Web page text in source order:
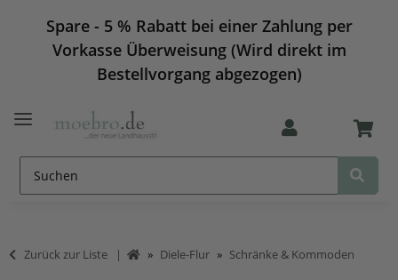
Spare - 5 % Rabatt bei einer Zahlung per
Vorkasse Überweisung (Wird direkt im
Bestellvorgang abgezogen)
Zurück zur Liste Diele-Flur Schränke & Kommoden